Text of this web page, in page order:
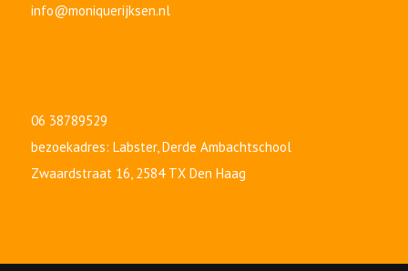
info@moniquerijksen.nl
06 38789529
bezoekadres: Labster,Derde Ambachtschool
Zwaardstraat 16, 2584 TX Den Haag